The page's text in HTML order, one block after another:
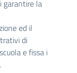
garantire la
ed il
di
e fissa i